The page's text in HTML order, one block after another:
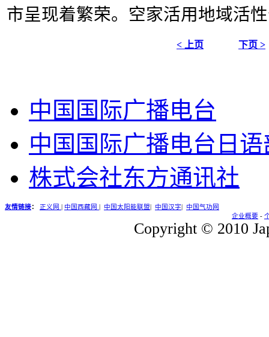
市呈现着繁荣。空家活用地域活
< 上页 下页 >
中国国际广播电台
中国国际广播电台日语
株式会社东方通讯社
友情链接： 正义网 中国西藏网 中国太阳能联盟 中国汉字
中国气功网
企业概要 -
Copyright © 2010